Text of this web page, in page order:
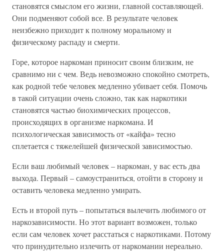
становятся смыслом его жизни, главной составляющей.
Они подменяют собой все. В результате человек
неизбежно приходит к полному моральному и
физическому распаду и смерти.
Горе, которое наркоман приносит своим близким, не
сравнимо ни с чем. Ведь невозможно спокойно смотреть,
как родной тебе человек медленно убивает себя. Помочь
в такой ситуации очень сложно, так как наркотики
становятся частью биохимических процессов,
происходящих в организме наркомана. И
психологическая зависимость от «кайфа» тесно
сплетается с тяжелейшей физической зависимостью.
Если ваш любимый человек – наркоман, у вас есть два
выхода. Первый – самоустраниться, отойти в сторону и
оставить человека медленно умирать.
Есть и второй путь – попытаться вылечить любимого от
наркозависимости. Но этот вариант возможен, только
если сам человек хочет расстаться с наркотиками. Потому
что принудительно излечить от наркомании нереально.